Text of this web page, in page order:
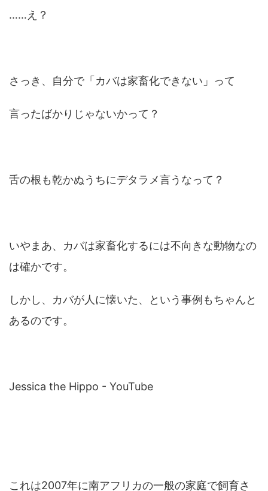
……え？
さっき、自分で「カバは家畜化できない」って
言ったばかりじゃないかって？
舌の根も乾かぬうちにデタラメ言うなって？
いやまあ、カバは家畜化するには不向きな動物なの
は確かです。
しかし、カバが人に懐いた、という事例もちゃんと
あるのです。
Jessica the Hippo - YouTube
これは2007年に南アフリカの一般の家庭で飼育さ